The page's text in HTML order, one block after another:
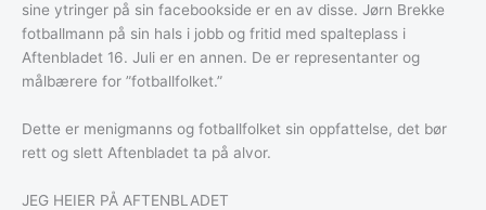
sine ytringer på sin facebookside er en av disse. Jørn Brekke
fotballmann på sin hals i jobb og fritid med spalteplass i
Aftenbladet 16. Juli er en annen. De er representanter og
målbærere for ”fotballfolket.”
Dette er menigmanns og fotballfolket sin oppfattelse, det bør
rett og slett Aftenbladet ta på alvor.
JEG HEIER PÅ AFTENBLADET